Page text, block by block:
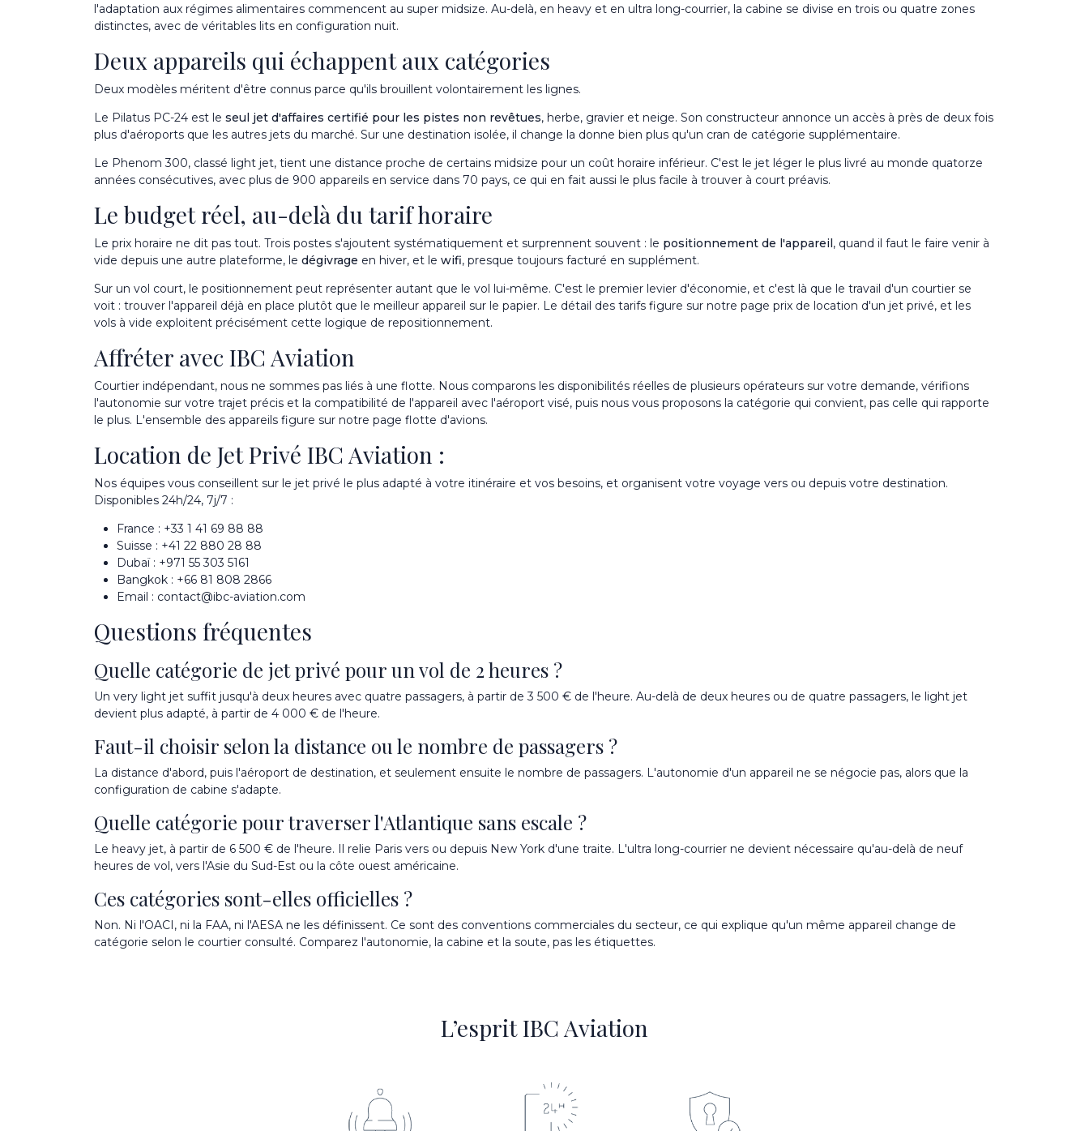
l'adaptation aux régimes alimentaires commencent au super midsize. Au-delà, en heavy et en ultra long-courrier, la cabine se divise en trois ou quatre zones
distinctes, avec de véritables lits en configuration nuit.
Deux appareils qui échappent aux catégories
Deux modèles méritent d'être connus parce qu'ils brouillent volontairement les lignes.
Le Pilatus PC-24 est le seul jet d'affaires certifié pour les pistes non revêtues, herbe, gravier et neige. Son constructeur annonce un accès à près de deux fois
plus d'aéroports que les autres jets du marché. Sur une destination isolée, il change la donne bien plus qu'un cran de catégorie supplémentaire.
Le Phenom 300, classé light jet, tient une distance proche de certains midsize pour un coût horaire inférieur. C'est le jet léger le plus livré au monde quatorze
années consécutives, avec plus de 900 appareils en service dans 70 pays, ce qui en fait aussi le plus facile à trouver à court préavis.
Le budget réel, au-delà du tarif horaire
Le prix horaire ne dit pas tout. Trois postes s'ajoutent systématiquement et surprennent souvent : le positionnement de l'appareil, quand il faut le faire venir à
vide depuis une autre plateforme, le dégivrage en hiver, et le wifi, presque toujours facturé en supplément.
Sur un vol court, le positionnement peut représenter autant que le vol lui-même. C'est le premier levier d'économie, et c'est là que le travail d'un courtier se
voit : trouver l'appareil déjà en place plutôt que le meilleur appareil sur le papier. Le détail des tarifs figure sur notre page prix de location d'un jet privé, et les
vols à vide exploitent précisément cette logique de repositionnement.
Affréter avec IBC Aviation
Courtier indépendant, nous ne sommes pas liés à une flotte. Nous comparons les disponibilités réelles de plusieurs opérateurs sur votre demande, vérifions
l'autonomie sur votre trajet précis et la compatibilité de l'appareil avec l'aéroport visé, puis nous vous proposons la catégorie qui convient, pas celle qui rapporte
le plus. L'ensemble des appareils figure sur notre page flotte d'avions.
Location de Jet Privé IBC Aviation :
Nos équipes vous conseillent sur le jet privé le plus adapté à votre itinéraire et vos besoins, et organisent votre voyage vers ou depuis votre destination.
Disponibles 24h/24, 7j/7 :
France : +33 1 41 69 88 88
Suisse : +41 22 880 28 88
Dubaï : +971 55 303 5161
Bangkok : +66 81 808 2866
Email : contact@ibc-aviation.com
Questions fréquentes
Quelle catégorie de jet privé pour un vol de 2 heures ?
Un very light jet suffit jusqu'à deux heures avec quatre passagers, à partir de 3 500 € de l'heure. Au-delà de deux heures ou de quatre passagers, le light jet
devient plus adapté, à partir de 4 000 € de l'heure.
Faut-il choisir selon la distance ou le nombre de passagers ?
La distance d'abord, puis l'aéroport de destination, et seulement ensuite le nombre de passagers. L'autonomie d'un appareil ne se négocie pas, alors que la
configuration de cabine s'adapte.
Quelle catégorie pour traverser l'Atlantique sans escale ?
Le heavy jet, à partir de 6 500 € de l'heure. Il relie Paris vers ou depuis New York d'une traite. L'ultra long-courrier ne devient nécessaire qu'au-delà de neuf
heures de vol, vers l'Asie du Sud-Est ou la côte ouest américaine.
Ces catégories sont-elles officielles ?
Non. Ni l'OACI, ni la FAA, ni l'AESA ne les définissent. Ce sont des conventions commerciales du secteur, ce qui explique qu'un même appareil change de
catégorie selon le courtier consulté. Comparez l'autonomie, la cabine et la soute, pas les étiquettes.
L’esprit IBC Aviation